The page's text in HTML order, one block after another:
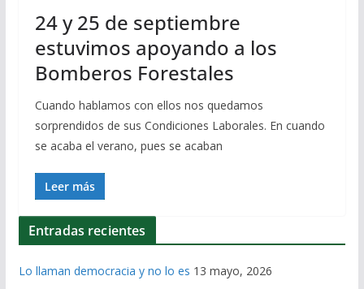
24 y 25 de septiembre
estuvimos apoyando a los
Bomberos Forestales
Cuando hablamos con ellos nos quedamos
sorprendidos de sus Condiciones Laborales. En cuando
se acaba el verano, pues se acaban
Leer más
Entradas recientes
Lo llaman democracia y no lo es 13 mayo, 2026